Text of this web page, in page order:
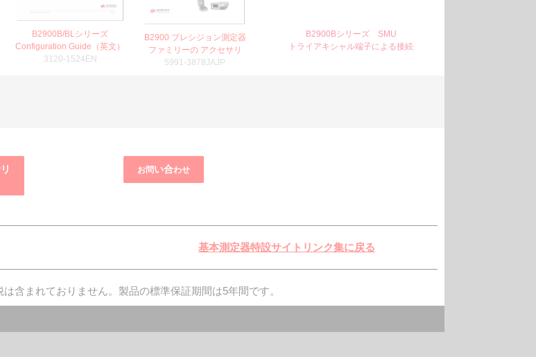
B2900B/BLシリーズ
Configuration Guide（英文）
3120-1524EN
B2900 プレシジョン測定器
ファミリーの アクセサリ
5991-3878JAJP
B2900Bシリーズ SMU​
トライアキシャル端子による接続
お問い合わせ
基本測定器特設サイトリンク集に戻る
含まれておりません。製品の標準保証期間は5年間です。